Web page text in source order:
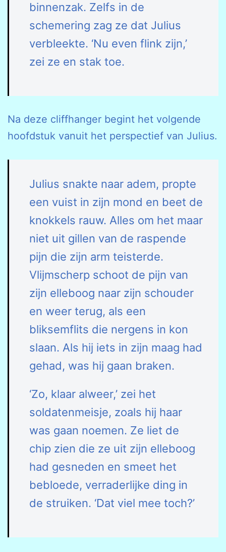
binnenzak. Zelfs in de
schemering zag ze dat Julius
verbleekte. ‘Nu even flink zijn,’
zei ze en stak toe.
Na deze cliffhanger begint het volgende
hoofdstuk vanuit het perspectief van Julius.
Julius snakte naar adem, propte
een vuist in zijn mond en beet de
knokkels rauw. Alles om het maar
niet uit gillen van de raspende
pijn die zijn arm teisterde.
Vlijmscherp schoot de pijn van
zijn elleboog naar zijn schouder
en weer terug, als een
bliksemflits die nergens in kon
slaan. Als hij iets in zijn maag had
gehad, was hij gaan braken.
‘Zo, klaar alweer,’ zei het
soldatenmeisje, zoals hij haar
was gaan noemen. Ze liet de
chip zien die ze uit zijn elleboog
had gesneden en smeet het
bebloede, verraderlijke ding in
de struiken. ‘Dat viel mee toch?’